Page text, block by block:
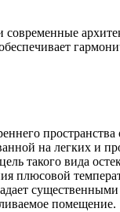
на легких и
такого вида
плюсовой
помещение.